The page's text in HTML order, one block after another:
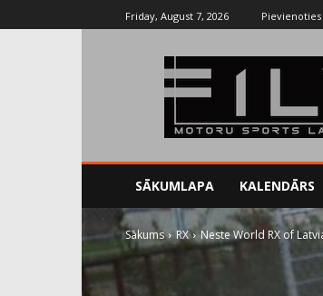
Friday, August 7, 2026 Pievienoties
SĀKUMLAPA KALENDĀRS
Sākums RX Neste World RX of